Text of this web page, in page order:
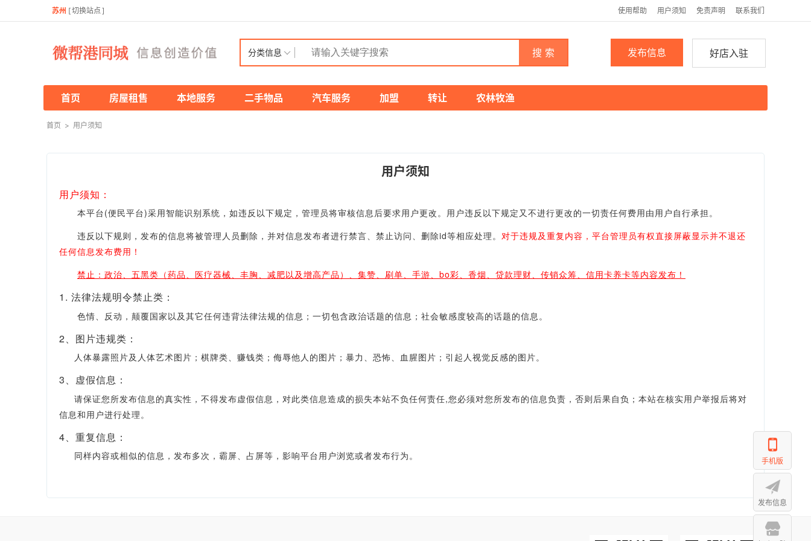
苏州 [切换站点 ] 使用帮助 用户须知 免责声明 联系我们
分类信息 搜 索 好店入驻
发布信息
首页 房屋租售 本地服务 二手物品 汽车服务 加盟 转让 农林牧渔
首页 > 用户须知
用户须知
用户须知：
本平台(便民平台)采用智能识别系统，如违反以下规定，管理员将审核信息后要求用户更改。用户违反以下规定又不进行更改的一切责任何费用由用户自行承担。
违反以下规则，发布的信息将被管理人员删除，并对信息发布者进行禁言、禁止访问、删除id等相应处理。 对于违规及重复内容，平台管理员有权直接屏蔽显示并不退还
任何信息发布费用！
禁止：政治、五黑类（药品、医疗器械、丰胸、减肥以及增高产品）、集赞、刷单、手游、bo彩、香烟、贷款理财、传销众筹、信用卡养卡等内容发布！
1. 法律法规明令禁止类：
色情、反动，颠覆国家以及其它任何违背法律法规的信息；一切包含政治话题的信息；社会敏感度较高的话题的信息。
2、图片违规类：
人体暴露照片及人体艺术图片；棋牌类、赚钱类；侮辱他人的图片；暴力、恐怖、血腥图片；引起人视觉反感的图片。
3、虚假信息：
请保证您所发布信息的真实性，不得发布虚假信息，对此类信息造成的损失本站不负任何责任,您必须对您所发布的信息负责，否则后果自负；本站在核实用户举报后将对
信息和用户进行处理。
4、重复信息：
同样内容或相似的信息，发布多次，霸屏、占屏等，影响平台用户浏览或者发布行为。 手机版
发布信息